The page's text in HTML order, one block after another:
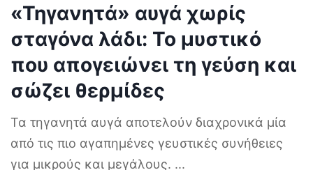
«Τηγανητά» αυγά χωρίς
σταγόνα λάδι: Το μυστικό
που απογειώνει τη γεύση και
σώζει θερμίδες
Τα τηγανητά αυγά αποτελούν διαχρονικά μία
από τις πιο αγαπημένες γευστικές συνήθειες
για μικρούς και μεγάλους. ...